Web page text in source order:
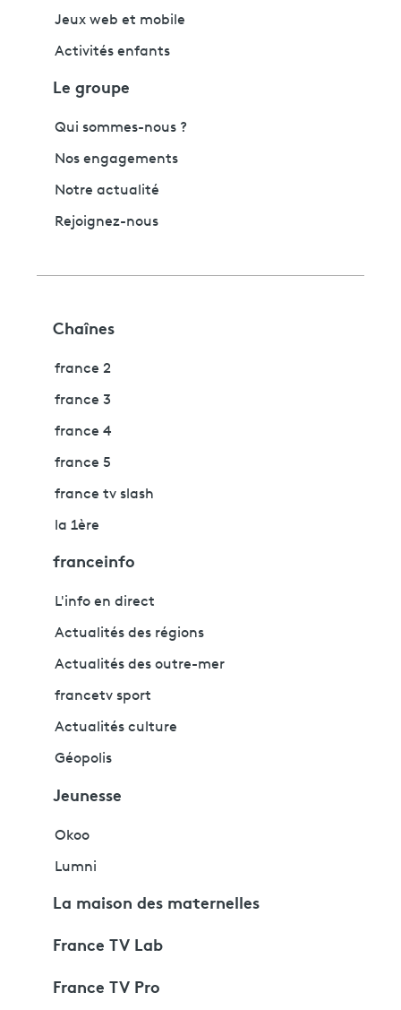
Jeux web et mobile
Activités enfants
Le groupe
Qui sommes-nous ?
Nos engagements
Notre actualité
Rejoignez-nous
Chaînes
france 2
france 3
france 4
france 5
france tv slash
la 1ère
franceinfo
L'info en direct
Actualités des régions
Actualités des outre-mer
francetv sport
Actualités culture
Géopolis
Jeunesse
Okoo
Lumni
La maison des maternelles
France TV Lab
France TV Pro